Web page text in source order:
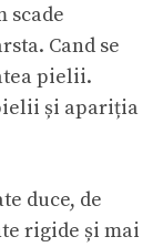
scade
Cand se
pielii.
și apariția
duce, de
rigide și mai